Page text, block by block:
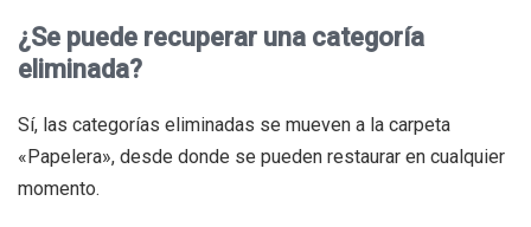
¿Se puede recuperar una categoría
eliminada?
Sí, las categorías eliminadas se mueven a la carpeta
«Papelera», desde donde se pueden restaurar en cualquier
momento.